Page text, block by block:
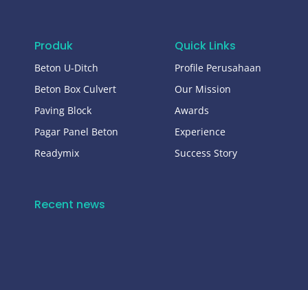
Produk
Beton U-Ditch
Beton Box Culvert
Paving Block
Pagar Panel Beton
Readymix
Quick Links
Profile Perusahaan
Our Mission
Awards
Experience
Success Story
Recent news